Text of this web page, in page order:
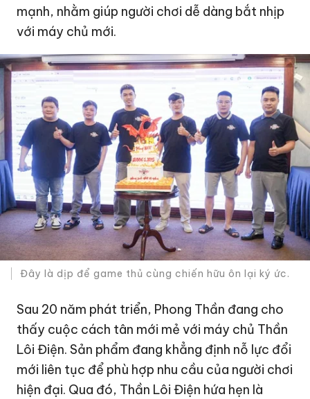
mạnh, nhằm giúp người chơi dễ dàng bắt nhịp
với máy chủ mới.
Đây là dịp để game thủ cùng chiến hữu ôn lại ký ức.
Sau 20 năm phát triển, Phong Thần đang cho
thấy cuộc cách tân mới mẻ với máy chủ Thần
Lôi Điện. Sản phẩm đang khẳng định nỗ lực đổi
mới liên tục để phù hợp nhu cầu của người chơi
hiện đại. Qua đó, Thần Lôi Điện hứa hẹn là